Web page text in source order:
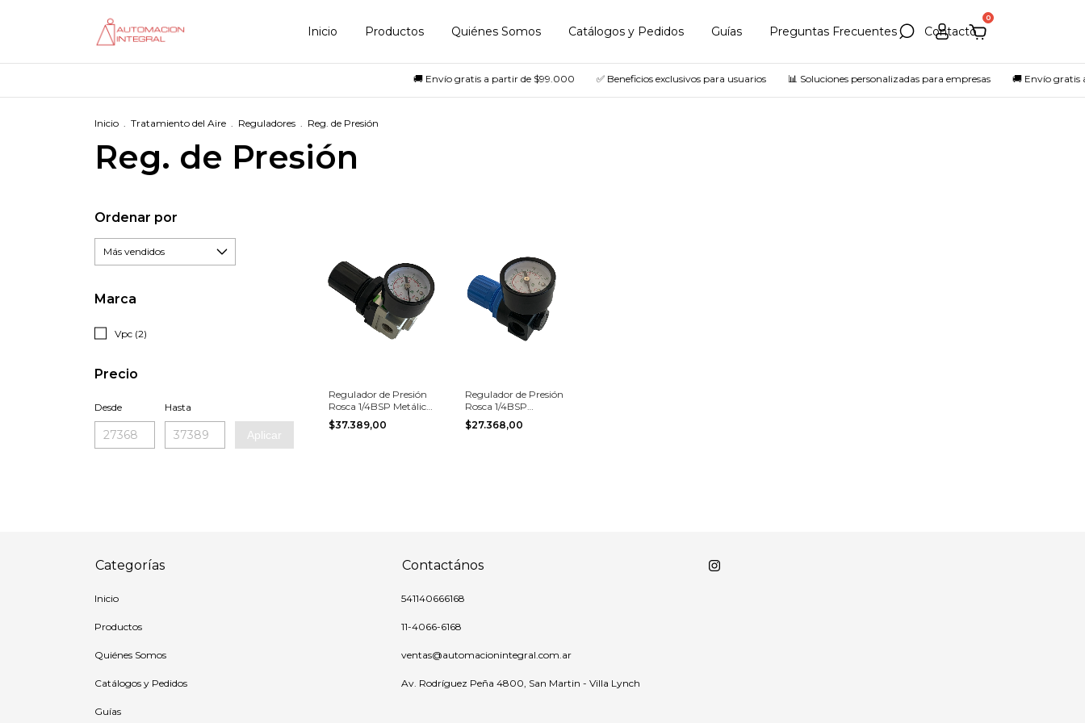
Inicio Productos Quiénes Somos Catálogos y Pedidos Guías Preguntas Frecuentes Contacto
0
🚚 Envío gratis a partir de $99.000 ✅ Beneficios exclusivos para usuarios 📊 Soluciones personalizadas para empresas 🚚 Envío gratis
Inicio . Tratamiento del Aire . Reguladores . Reg. de Presión
Reg. de Presión
Ordenar por
Marca
Vpc (2)
Precio
Desde Hasta
Aplicar
Regulador de Presión
Rosca 1/4BSP Metálico
C/Manómetro 0-10bar
$37.389,00
Regulador de Presión
Rosca 1/4BSP
Económico
C/Manómetro 0-10bar
$27.368,00
Categorías
Inicio
Productos
Quiénes Somos
Catálogos y Pedidos
Guías
Contactános
541140666168
11-4066-6168
ventas@automacionintegral.com.ar
Av. Rodríguez Peña 4800, San Martin - Villa Lynch